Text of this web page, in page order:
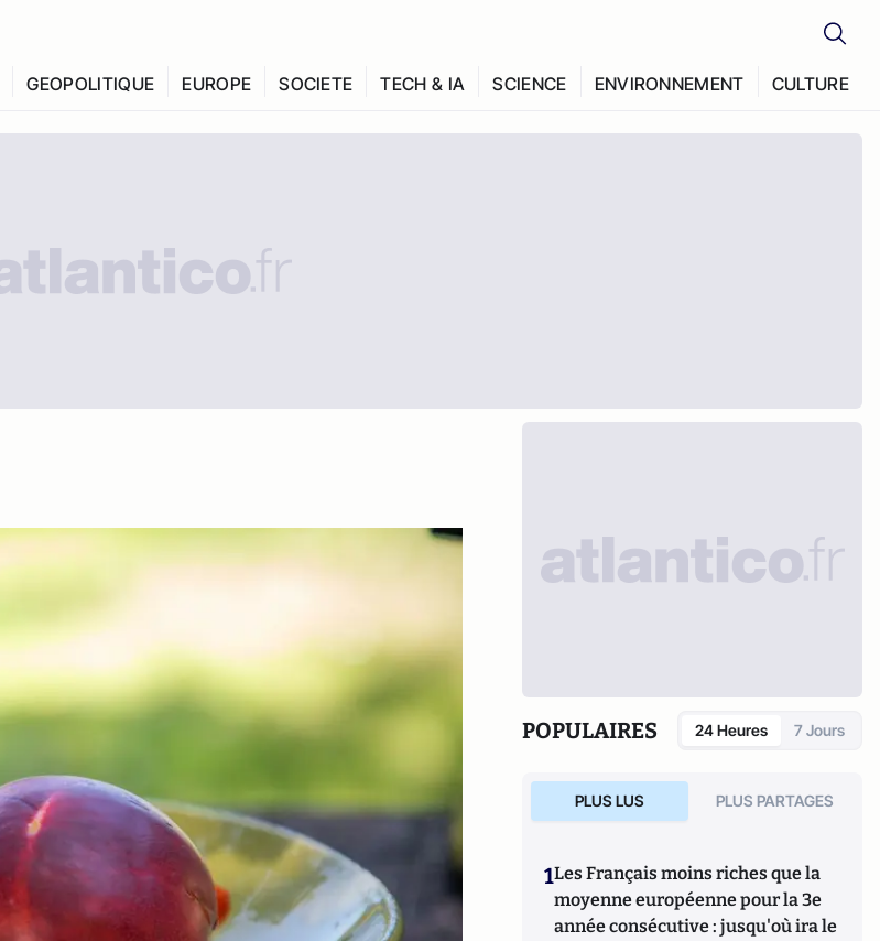
GEOPOLITIQUE EUROPE SOCIETE TECH & IA SCIENCE ENVIRONNEMENT CULTURE
POPULAIRES 24 Heures 7 Jours
PLUS LUS PLUS PARTAGES
1Les Français moins riches que la
moyenne européenne pour la 3e
année consécutive : jusqu'où ira le